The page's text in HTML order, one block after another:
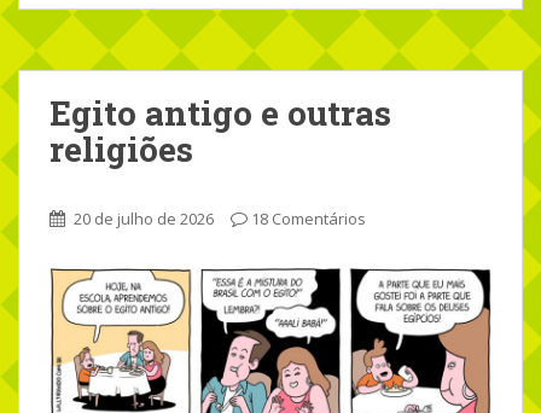
Egito antigo e outras
religiões
20 de julho de 2026 18 Comentários